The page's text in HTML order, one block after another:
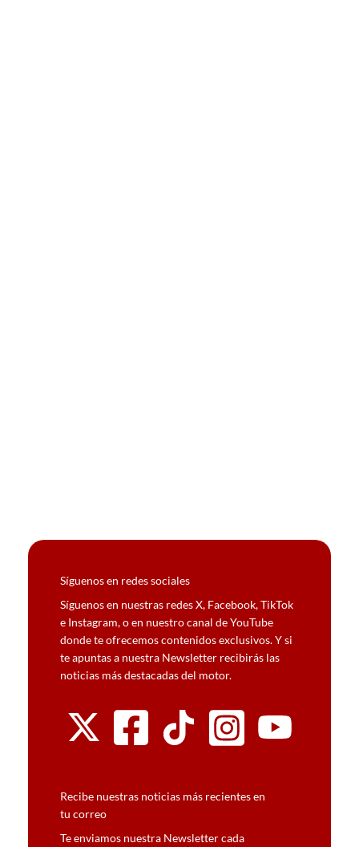
Síguenos en redes sociales
Síguenos en nuestras redes X, Facebook, TikTok
e Instagram, o en nuestro canal de YouTube
donde te ofrecemos contenidos exclusivos. Y si
te apuntas a nuestra Newsletter recibirás las
noticias más destacadas del motor.
Recibe nuestras noticias más recientes en
tu correo
Te enviamos nuestra Newsletter cada